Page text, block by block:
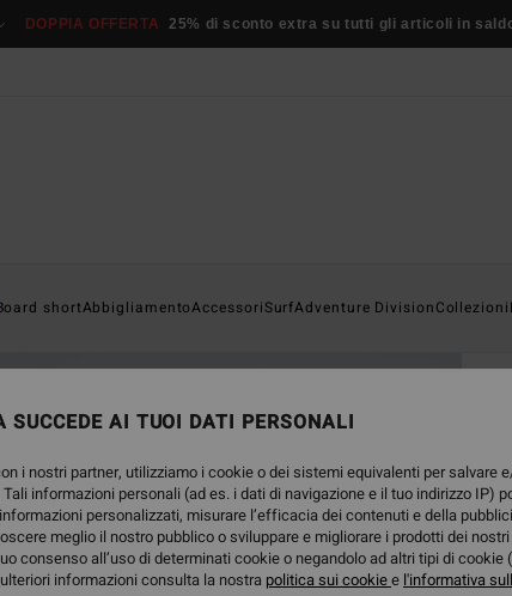
DOPPIA OFFERTA 25% di sconto extra su tutti gli articoli in
shortAbbigliamentoAccessoriSurfAdventure DivisionCollezioni
SUCCEDE AI TUOI DATI PERSONALI
i nostri partner, utilizziamo i cookie o dei sistemi equivalenti per salvare
informazioni personali (ad es. i dati di navigazione e il tuo indirizzo IP)
personalizzati, misurare l’efficacia dei contenuti e della
meglio il nostro pubblico o sviluppare e migliorare i prodotti dei
consenso all’uso di determinati cookie o negandolo ad altri tipi di cookie
informazioni consulta la nostra politica sui cookiee l'informativa